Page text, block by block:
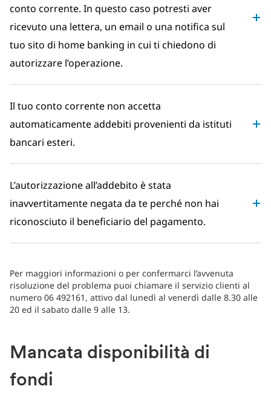
conto corrente. In questo caso potresti aver
ricevuto una lettera, un email o una notifica sul
tuo sito di home banking in cui ti chiedono di
autorizzare l’operazione.
Il tuo conto corrente non accetta
automaticamente addebiti provenienti da istituti
bancari esteri.
L’autorizzazione all’addebito è stata
inavvertitamente negata da te perché non hai
riconosciuto il beneficiario del pagamento.
Per maggiori informazioni o per confermarci l’avvenuta
risoluzione del problema puoi chiamare il servizio clienti al
numero 06 492161, attivo dal lunedì al venerdì dalle 8.30 alle
20 ed il sabato dalle 9 alle 13.
Mancata disponibilità di
fondi